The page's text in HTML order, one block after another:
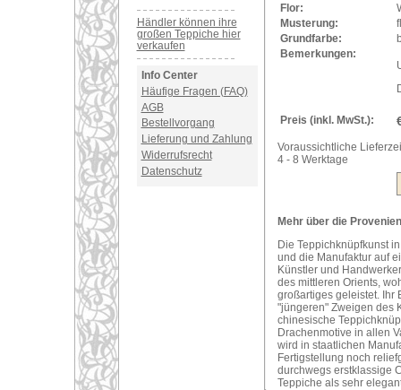
Händler können ihre
großen Teppiche hier
verkaufen
Info Center
Häufige Fragen (FAQ)
AGB
Bestellvorgang
Lieferung und Zahlung
Widerrufsrecht
Datenschutz
Flor:
Musterung:
Grundfarbe:
Bemerkungen:
Preis (inkl. MwSt.):
Voraussichtliche
4 - 8 Werktage
Mehr über die
Die Teppichknüpfkunst
und die Manufaktur auf
Künstler und
des mittleren Orients,
großartiges geleistet. Ihr
"jüngeren" Zweigen des
chinesische
Drachenmotive in allen
wird in staatlichen
Fertigstellung noch
durchwegs erstklassige
Teppiche als sehr